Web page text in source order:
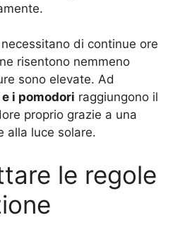
di continue ore
risentono nemmeno
sono elevate. Ad
i pomodori raggiungono il
proprio grazie a una
alla luce solare.
le regole